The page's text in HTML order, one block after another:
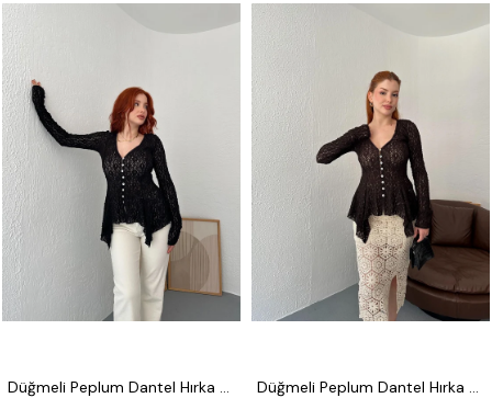
Düğmeli Peplum Dantel Hırka Siyah Düğmeli Peplum Dantel Hırka Koyu kahve